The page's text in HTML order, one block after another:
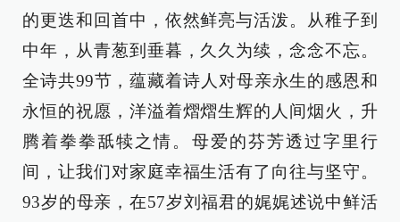
的更迭和回首中，依然鲜亮与活泼。从稚子到
中年，从青葱到垂暮，久久为续，念念不忘。
全诗共99节，蕴藏着诗人对母亲永生的感恩和
永恒的祝愿，洋溢着熠熠生辉的人间烟火，升
腾着拳拳舐犊之情。母爱的芬芳透过字里行
间，让我们对家庭幸福生活有了向往与坚守。
93岁的母亲，在57岁刘福君的娓娓述说中鲜活